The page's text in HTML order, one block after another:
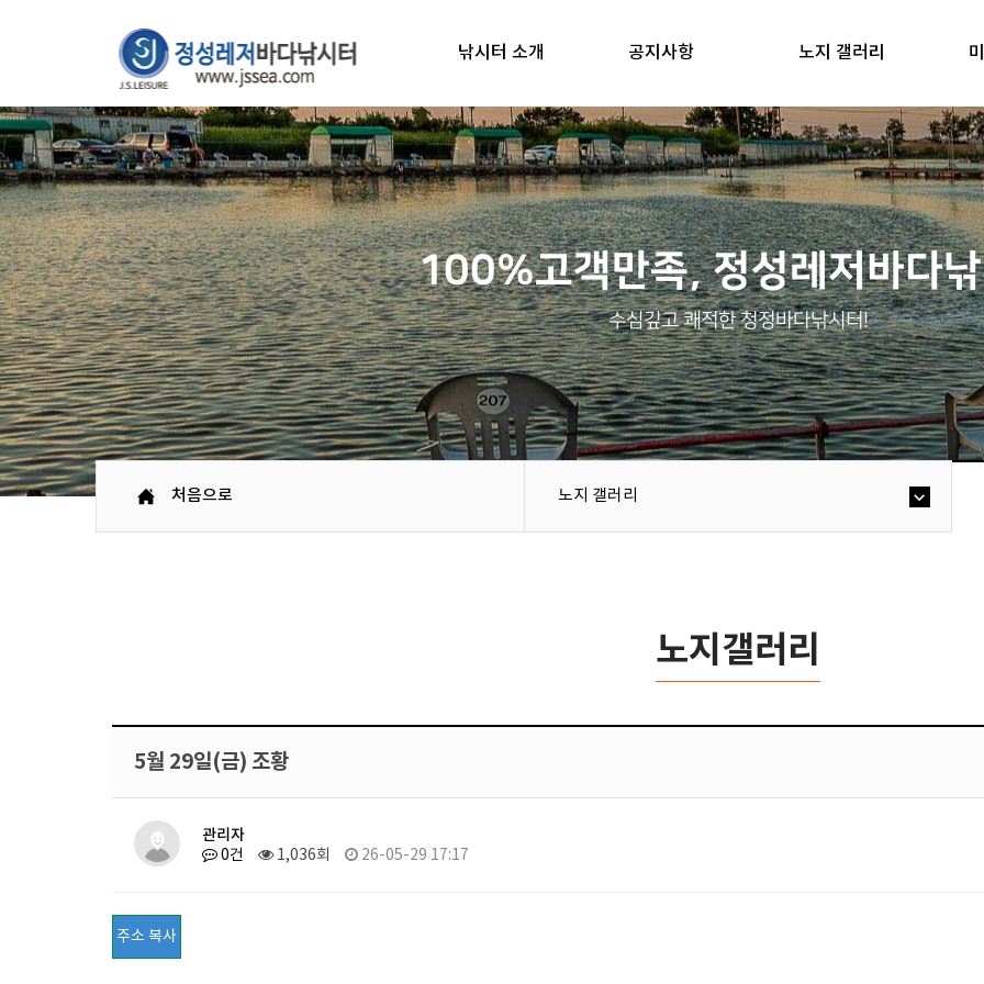
낚시터 소개 공지사항 노지 갤러리
100%고객만족, 정성레저바다
수심깊고 쾌적한 청정바다낚시터!
처음으로 노지 갤러리
노지갤러리
5월 29일(금) 조황
관리자
0건 1,036회 26-05-29 17:17
주소 복사